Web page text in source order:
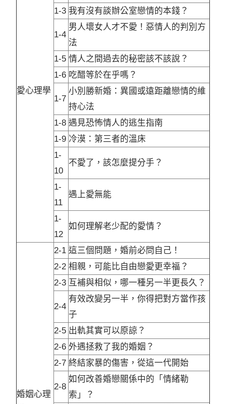
愛心理學
1-3 我有沒有談辦公室戀情的本錢？
1-4
男人壞女人才不愛！惡情人的判別方
法
1-5 情人之間過去的秘密該不該說？
1-6 吃醋等於在乎嗎？
1-7
小別勝新婚：異國或遠距離戀情的維
持心法
1-8 遇見恐怖情人的逃生指南
1-9 冷漠：第三者的溫床
1-
10
不愛了，該怎麼提分手？
1-
11
遇上愛無能
1-
12
如何理解老少配的愛情？
婚姻心理
2-1 這三個問題，婚前必問自己！
2-2 相親，可能比自由戀愛更幸福？
2-3 互補與相似，哪一種另一半更長久？
2-4
有效改變另一半，你得把對方當作孩
子
2-5 出軌其實可以原諒？
2-6 外遇拯救了我的婚姻？
2-7 終結家暴的傷害，從這一代開始
2-8
如何改善婚戀關係中的「情緒勒
索」？